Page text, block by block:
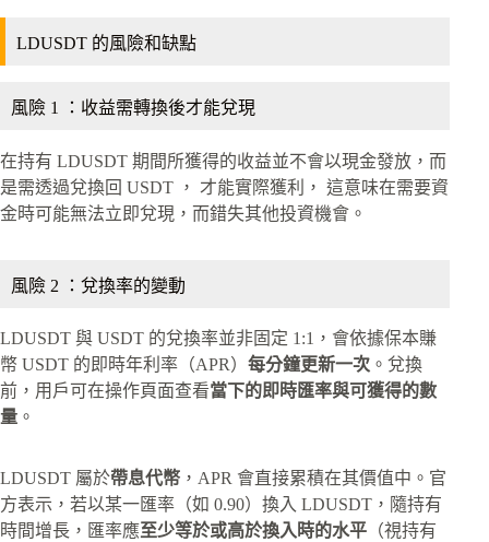
LDUSDT 的風險和缺點
風險 1 ：收益需轉換後才能兌現
在持有 LDUSDT 期間所獲得的收益並不會以現金發放，而
是需透過兌換回 USDT ， 才能實際獲利， 這意味在需要資
金時可能無法立即兌現，而錯失其他投資機會。
風險 2 ：兌換率的變動
LDUSDT 與 USDT 的兌換率並非固定 1:1，會依據保本賺
幣 USDT 的即時年利率（APR） 每分鐘更新一次 。兌換
前，用戶可在操作頁面查看當下的即時匯率與可獲得的數
量 。
LDUSDT 屬於帶息代幣 ，APR 會直接累積在其價值中。官
方表示，若以某一匯率（如 0.90）換入 LDUSDT，隨持有
時間增長，匯率應至少等於或高於換入時的水平 （視持有